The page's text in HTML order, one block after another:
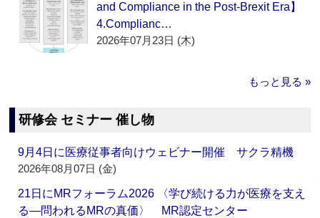
and Compliance in the Post-Brexit Era】
4.Complianc…
2026年07月23日 (木)
もっと見る »
研修会 セミナー 催し物
9月4日に医療従事者向けウェビナー開催 サクラ精機
2026年08月07日 (金)
21日にMRフォーラム2026 〈学び続ける力が医療を支え
る―問われるMRの真価〉 MR認定センター